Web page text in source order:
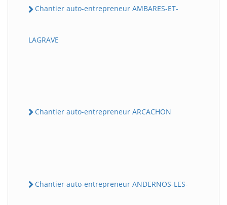
Chantier auto-entrepreneur AMBARES-ET-
LAGRAVE
Chantier auto-entrepreneur ARCACHON
Chantier auto-entrepreneur ANDERNOS-LES-